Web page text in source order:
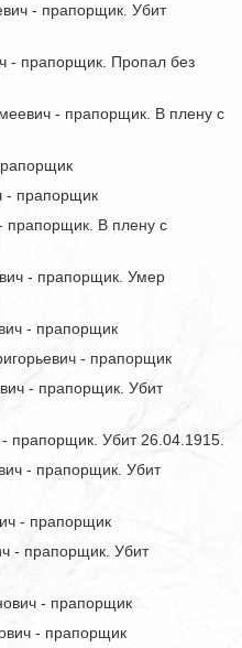
- прапорщик. Убит
- прапорщик. Пропал без
- прапорщик. В плену с
- прапорщик
прапорщик. В плену с
- прапорщик. Умер
- прапорщик
- прапорщик
- прапорщик. Убит
Убит 26.04.1915.
- прапорщик. Убит
- прапорщик
- прапорщик. Убит
- прапорщик
- прапорщик